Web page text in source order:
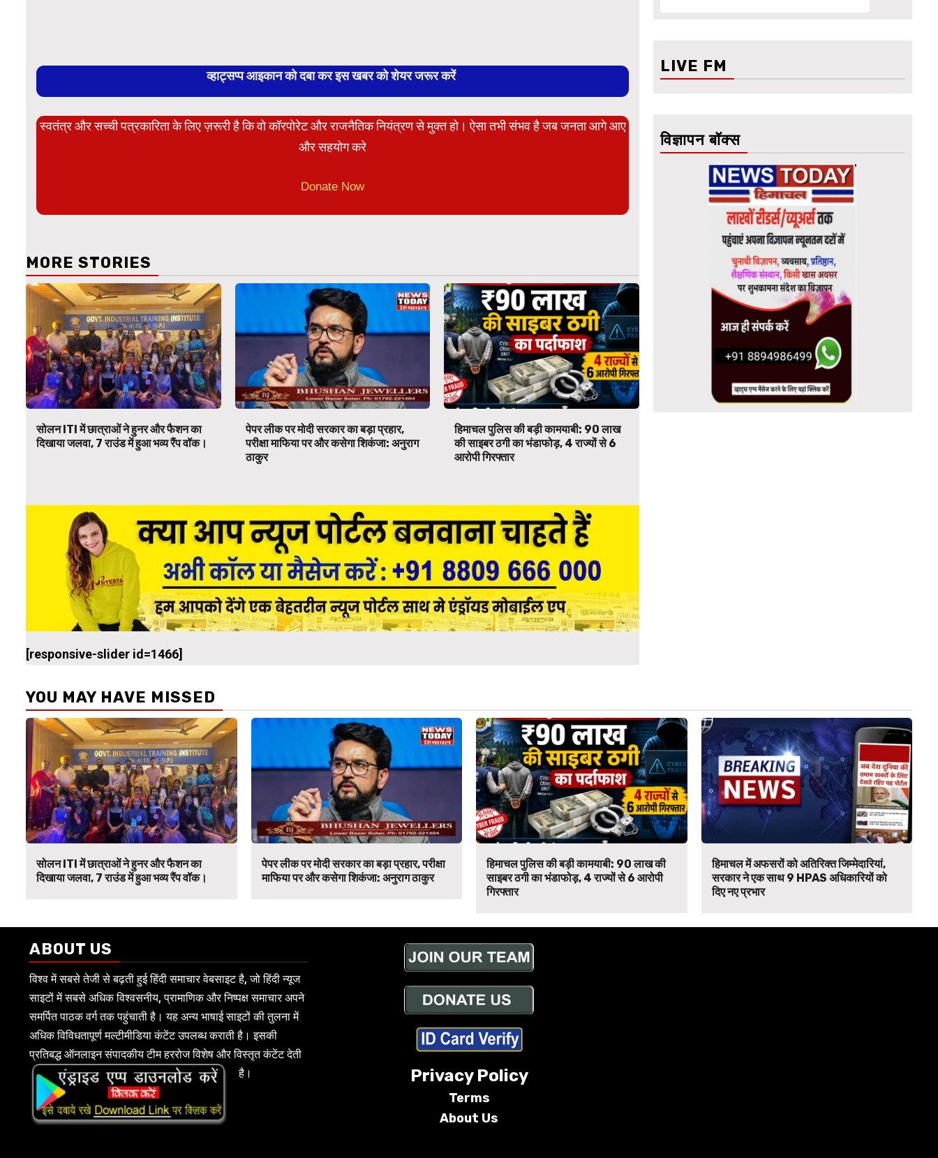
व्हाट्सप्प आइकान को दबा कर इस खबर को शेयर जरूर करें
स्वतंत्र और सच्ची पत्रकारिता के लिए ज़रूरी है कि वो कॉरपोरेट और राजनैतिक नियंत्रण से मुक्त हो। ऐसा तभी संभव है जब जनता आगे आए
और सहयोग करे
Donate Now
MORE STORIES
सोलन ITI में छात्राओं ने हुनर और फैशन का
दिखाया जलवा, 7 राउंड में हुआ भव्य रैंप वॉक।
पेपर लीक पर मोदी सरकार का बड़ा प्रहार,
परीक्षा माफिया पर और कसेगा शिकंजा: अनुराग
ठाकुर
हिमाचल पुलिस की बड़ी कामयाबी: ₹90 लाख
की साइबर ठगी का भंडाफोड़, 4 राज्यों से 6
आरोपी गिरफ्तार
[responsive-slider id=1466]
LIVE FM
विज्ञापन बॉक्स
YOU MAY HAVE MISSED
सोलन ITI में छात्राओं ने हुनर और फैशन का
दिखाया जलवा, 7 राउंड में हुआ भव्य रैंप वॉक।
पेपर लीक पर मोदी सरकार का बड़ा प्रहार, परीक्षा
माफिया पर और कसेगा शिकंजा: अनुराग ठाकुर
हिमाचल पुलिस की बड़ी कामयाबी: ₹90 लाख की
साइबर ठगी का भंडाफोड़, 4 राज्यों से 6 आरोपी
गिरफ्तार
हिमाचल में अफसरों को अतिरिक्त जिम्मेदारियां,
सरकार ने एक साथ 9 HPAS अधिकारियों को
दिए नए प्रभार
ABOUT US
विश्व में सबसे तेजी से बढ़ती हुई हिंदी समाचार वेबसाइट है, जो हिंदी न्यूज
साइटों में सबसे अधिक विश्वसनीय, प्रामाणिक और निष्पक्ष समाचार अपने
समर्पित पाठक वर्ग तक पहुंचाती है। यह अन्य भाषाई साइटों की तुलना में
अधिक विविधतापूर्ण मल्टीमीडिया कंटेंट उपलब्ध कराती है। इसकी
प्रतिबद्ध ऑनलाइन संपादकीय टीम हररोज विशेष और विस्तृत कंटेंट देती
है।
Privacy Policy
Terms
About Us